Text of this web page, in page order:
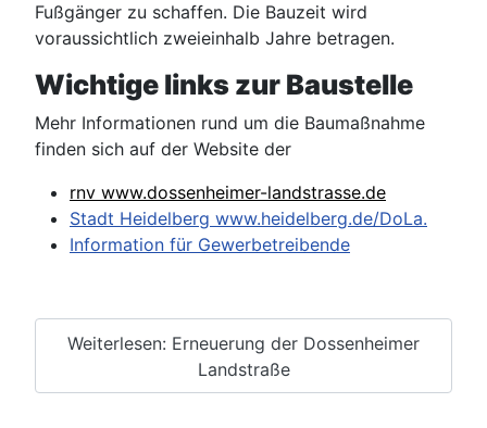
Fußgänger zu schaffen. Die Bauzeit wird
voraussichtlich zweieinhalb Jahre betragen.
Wichtige links zur Baustelle
Mehr Informationen rund um die Baumaßnahme
finden sich auf der Website der
rnv www.dossenheimer-landstrasse.de
Stadt Heidelberg www.heidelberg.de/DoLa.
Information für Gewerbetreibende
Weiterlesen: Erneuerung der Dossenheimer
Landstraße